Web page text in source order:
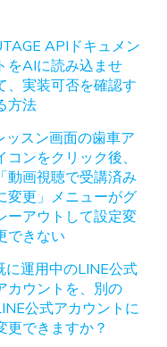
APIドキュメン
をAIに読み込ませ
、実装可否を確認す
方法
ッスン画面の歯車ア
コンをクリック後、
「動画視聴で受講済み
変更」メニューがグ
ーアウトして設定変
できない
に運用中のLINE公式
カウントを、別の
公式アカウントに
更できますか？